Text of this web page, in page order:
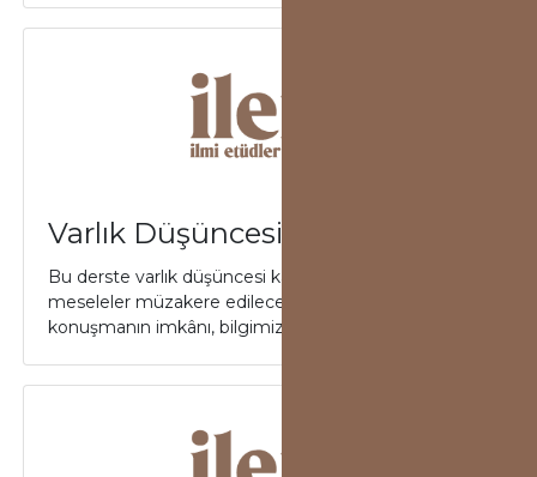
Varlık Düşüncesi
Bu derste varlık düşüncesi kapsamına giren
meseleler müzakere edilecektir. Varlık hakkında
konuşmanın imkânı, bilgimizi mümkün kılan şartl...